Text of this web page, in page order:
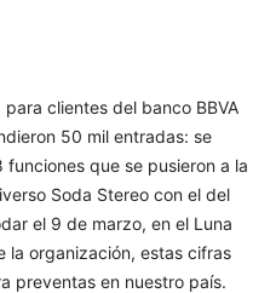
clientes del banco BBVA
50 mil entradas: se
que se pusieron a la
Soda Stereo con el del
el 9 de marzo, en el Luna
la organización, estas cifras
preventas en nuestro país.